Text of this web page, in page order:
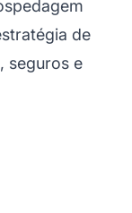
de
seguros e